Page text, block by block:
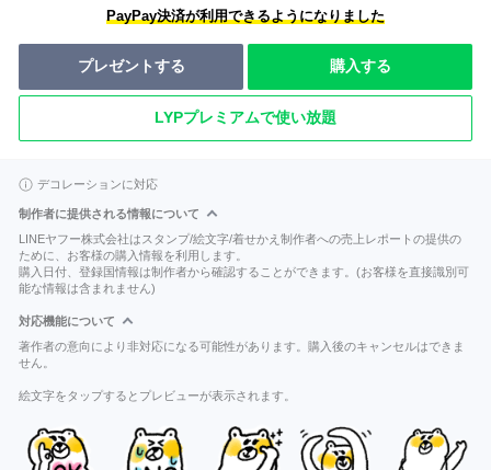
PayPay決済が利用できるようになりました
プレゼントする 購入する
LYPプレミアムで使い放題
デコレーションに対応
制作者に提供される情報について
LINEヤフー株式会社はスタンプ/絵文字/着せかえ制作者への売上レポートの提供の
ために、お客様の購入情報を利用します。
購入日付、登録国情報は制作者から確認することができます。(お客様を直接識別可
能な情報は含まれません)
対応機能について
著作者の意向により非対応になる可能性があります。購入後のキャンセルはできま
せん。
絵文字をタップするとプレビューが表示されます。